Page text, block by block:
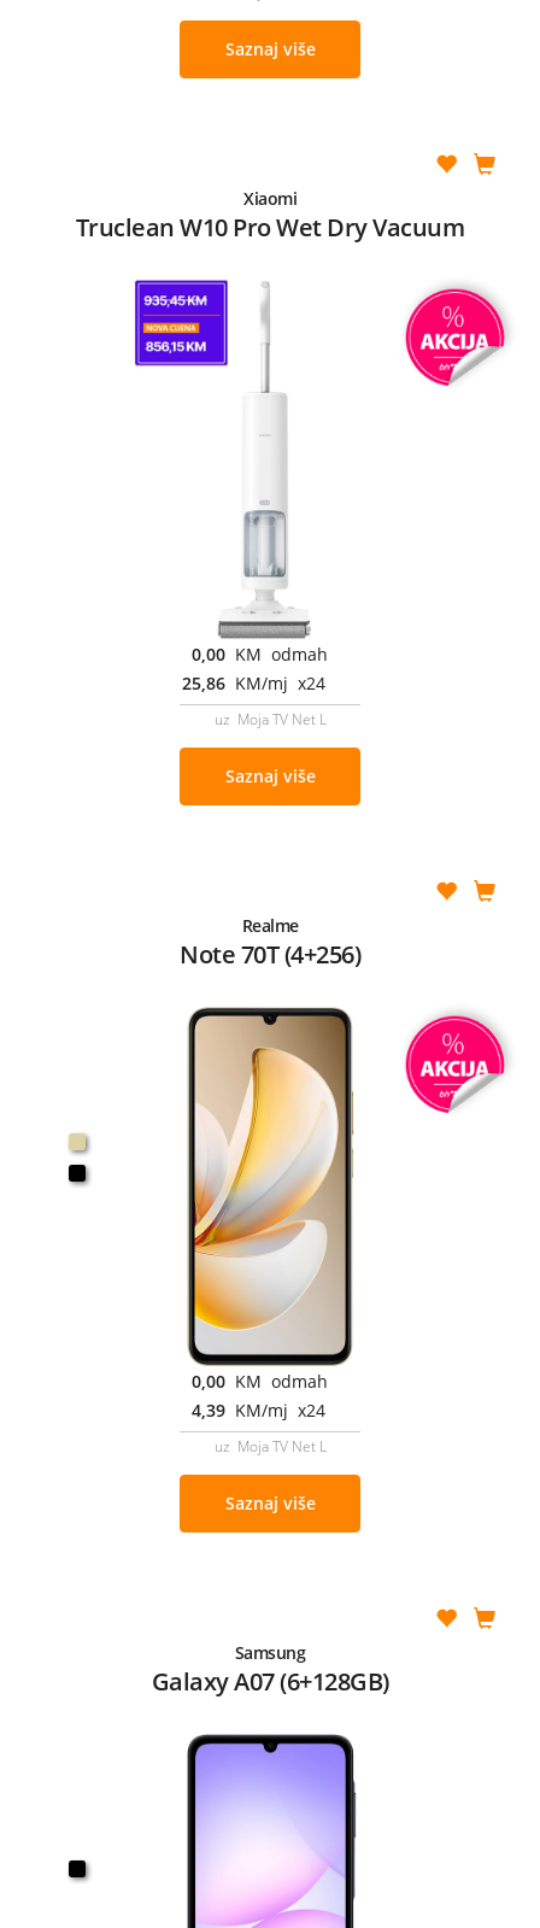
Saznaj više
Xiaomi
Truclean W10 Pro Wet Dry Vacuum
0,00 KM odmah
25,86 KM/mj x24
uz Moja TV Net L
Saznaj više
Realme
Note 70T (4+256)
0,00 KM odmah
4,39 KM/mj x24
uz Moja TV Net L
Saznaj više
Samsung
Galaxy A07 (6+128GB)